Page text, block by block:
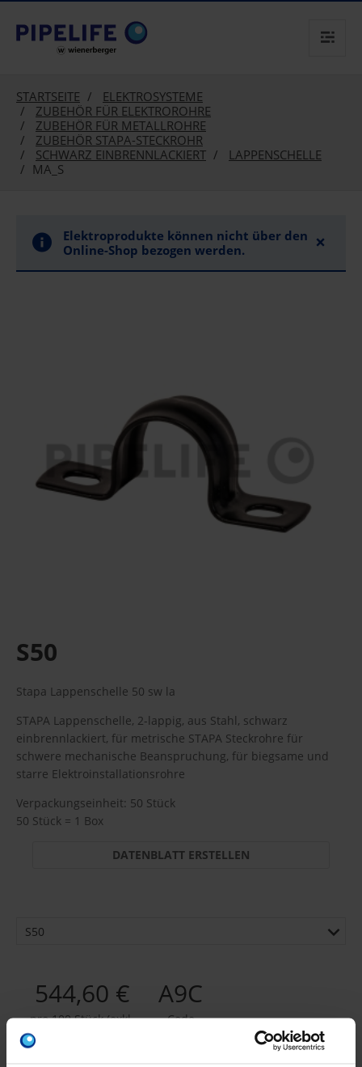
text.skipToContent
text.skipToNavigation
STARTSEITE
ELEKTROSYSTEME
ZUBEHÖR FÜR ELEKTROROHRE
ZUBEHÖR FÜR METALLROHRE
ZUBEHÖR STAPA-STECKROHR
SCHWARZ EINBRENNLACKIERT
LAPPENSCHELLE
MA_S
Elektroprodukte können nicht über den
Online-Shop bezogen werden.
×
S50
Stapa Lappenschelle 50 sw la
STAPA Lappenschelle, 2-lappig, aus Stahl, schwarz
einbrennlackiert, für metrische STAPA Steckrohre für
schwere mechanische Beanspruchung, für biegsame und
starre Elektroinstallationsrohre
Verpackungseinheit: 50 Stück
50 Stück = 1 Box
DATENBLATT ERSTELLEN
S50
544,60 €
pro 100 Stück (exkl.
A9C
Code